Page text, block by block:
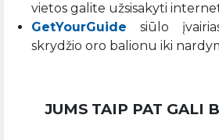
vietos galite užsisakyti
GetYourGuide siūlo
skrydžio oro balionu iki
JUMS TAIP PAT GALI